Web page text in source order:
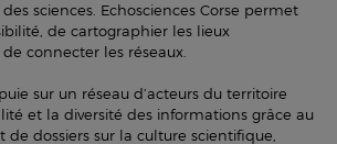
sciences. Echosciences Corse permet
de cartographier les lieux
connecter les réseaux.
sur un réseau d’acteurs du territoire
et la diversité des informations grâce au
de dossiers sur la culture scientifique,